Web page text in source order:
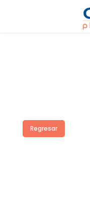
Regresar